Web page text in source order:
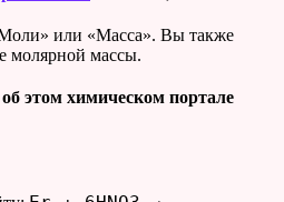
или «Масса». Вы также
молярной массы.
этом химическом портале